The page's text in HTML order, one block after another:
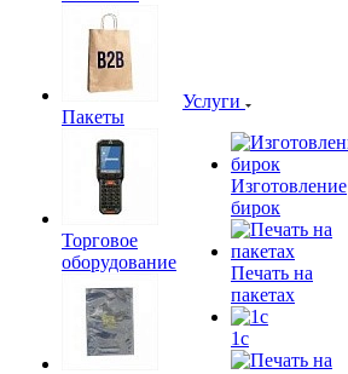
Пакеты
Торговое
оборудование
Услуги
Изготовление
бирок
Печать на
пакетах
1c